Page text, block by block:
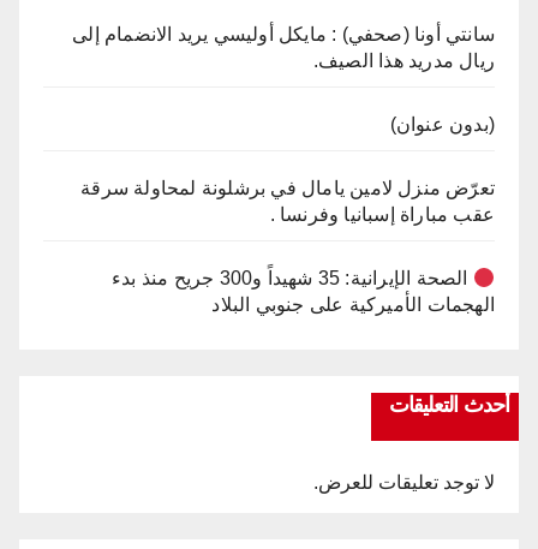
سانتي أونا (صحفي) : مايكل أوليسي يريد الانضمام إلى
ريال مدريد هذا الصيف.
(بدون عنوان)
تعرّض منزل لامين يامال في برشلونة لمحاولة سرقة
عقب مباراة إسبانيا وفرنسا .
الصحة الإيرانية: 35 شهيداً و300 جريح منذ بدء
الهجمات الأميركية على جنوبي البلاد
أحدث التعليقات
لا توجد تعليقات للعرض.